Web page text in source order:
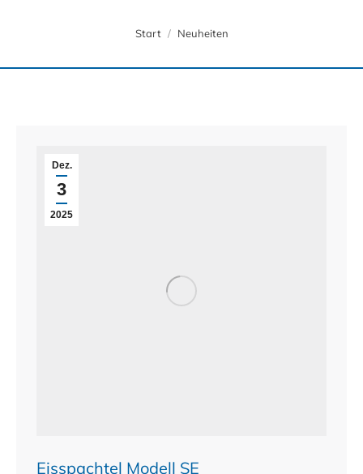
Sie befinden sich hier:Start Neuheiten
Dez.
3
2025
Eisspachtel Modell SE